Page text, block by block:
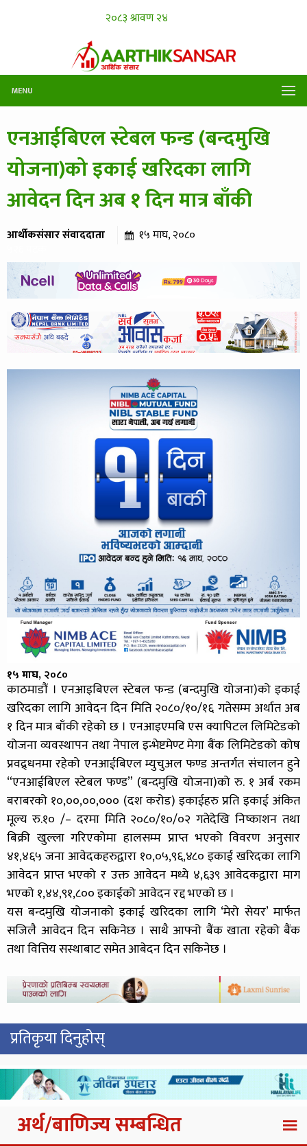
MENU
एनआईबिएल स्टेबल फन्ड (बन्दमुखि
योजना)को इकाई खरिदका लागि
आवेदन दिन अब १ दिन मात्र बाँकी
आर्थीकसंसार संवाददाता १५ माघ, २०८०
१५ माघ, २०८०
काठमाडौं । एनआइबिएल स्टेबल फन्ड (बन्दमुखि योजना)को इकाई
खरिदका लागि आवेदन दिन मिति २०८०/१०/१६ गतेसम्म अर्थात अब
१ दिन मात्र बाँकी रहेको छ । एनआइएमबि एस क्यापिटल लिमिटेडको
योजना व्यवस्थापन तथा नेपाल इन्भेष्टमेण्ट मेगा बैंक लिमिटेडको कोष
प्रवद्र्धनमा रहेको एनआईबिएल म्युचुअल फण्ड अन्तर्गत संचालन हुने
“एनआईबिएल स्टेबल फण्ड” (बन्दमुखि योजना)को रु. १ अर्ब रकम
बराबरको १०,००,००,००० (दश करोड) इकाईहरु प्रति इकाई अंकित
मूल्य रु.१० /– दरमा मिति २०८०/१०/०२ गतेदेखि निष्काशन तथा
बिक्री खुल्ला गरिएकोमा हालसम्म प्राप्त भएको विवरण अनुसार
४१,४६५ जना आवेदकहरुद्वारा १०,०५,९६,४८० इकाई खरिदका लागि
आवेदन प्राप्त भएको र उक्त आवेदन मध्ये ४,६३९ आवेदकद्वारा माग
भएको १,४४,९१,८०० इकाईको आवेदन रद्द भएको छ ।
यस बन्दमुखि योजनाको इकाई खरिदका लागि ‘मेरो सेयर’ मार्फत
सजिलै आवेदन दिन सकिनेछ । साथै आफ्नो बैंक खाता रहेको बैंक
तथा वित्तिय सस्थाबाट समेत आबेदन दिन सकिनेछ ।
प्रतिकृया दिनुहोस्
अर्थ/बाणिज्य सम्बन्धित